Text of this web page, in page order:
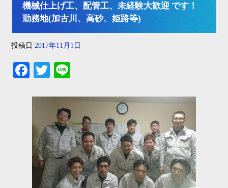
機械仕上げ工、配管工、未経験大歓迎 です！
勤務地(加古川、高砂、姫路等)
投稿日 2017年11月1日
Fa
bo
T
tte
r